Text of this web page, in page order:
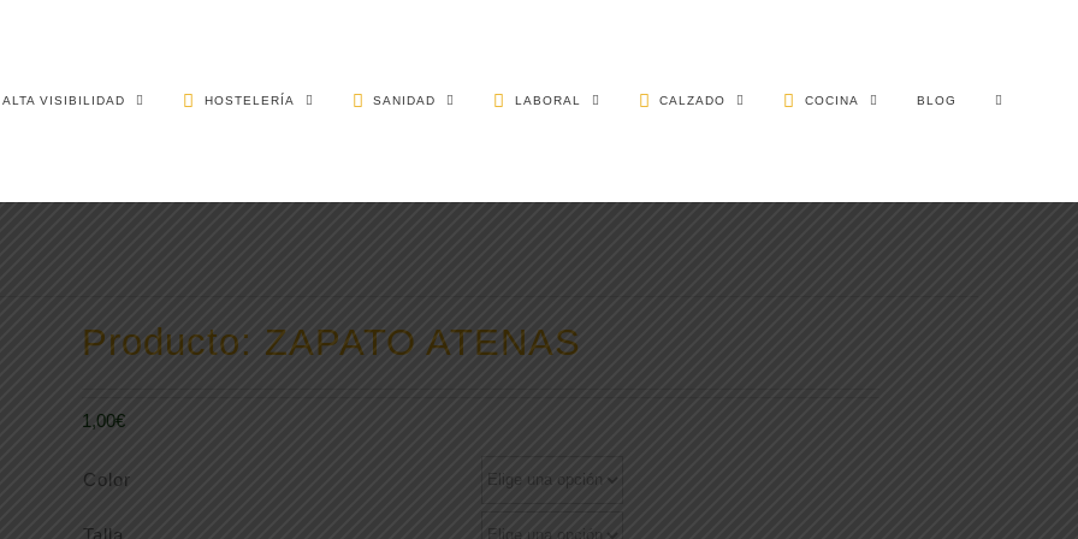
ALTA VISIBILIDAD HOSTELERÍA SANIDAD LABORAL CALZADO COCINA BLOG
Producto: ZAPATO ATENAS
1,00€
Color
Talla